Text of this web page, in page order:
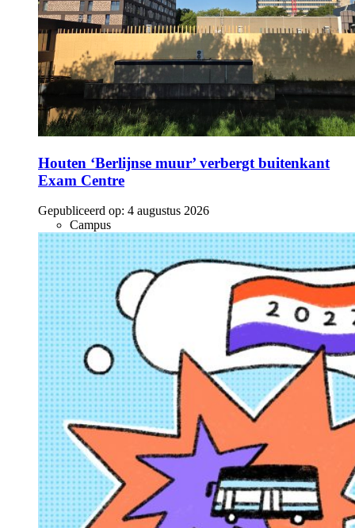
Houten ‘Berlijnse muur’ verbergt buitenkant
Exam Centre
Gepubliceerd op: 4 augustus 2026
Campus